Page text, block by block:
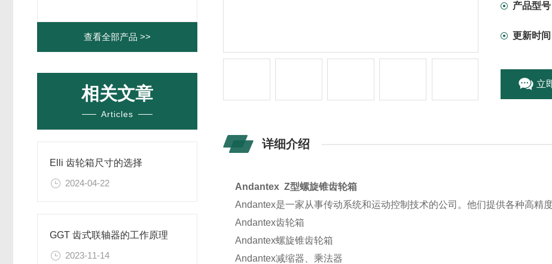
查看全部产品 >>
相关文章
Articles
Elli 齿轮箱尺寸的选择
2024-04-22
GGT 齿式联轴器的工作原理
2023-11-14
产品型号
更新时间
立
详细介绍
Andantex Z型螺旋锥齿轮箱
Andantex是一家从事传动系统和运动控制技术的公司。他们提供各种高精
Andantex齿轮箱
Andantex螺旋锥齿轮箱
Andantex减缩器、乘法器